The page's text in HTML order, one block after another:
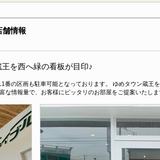
舗情報
を西へ緑の看板が目印♪
の区画も駐車可能となっております。 ゆめタウン蔵王
情報量で、お客様にピッタリのお部屋をご提案いたし